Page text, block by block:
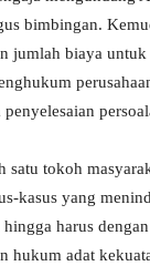
bimbingan.
jumlah biaya untuk
satu tokoh
kasus yang
harus
hukum adat